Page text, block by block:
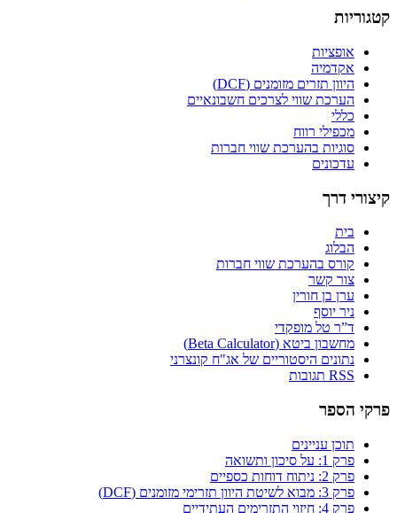
קטגוריות
אופציות
אקדמיה
היוון תזרים מזומנים (DCF)
הערכת שווי לצרכים חשבונאיים
כללי
מכפילי רווח
סוגיות בהערכת שווי חברות
עדכונים
קיצורי דרך
בית
הבלוג
קורס בהערכת שווי חברות
צור קשר
ערן בן חורין
ניר יוסף
ד”ר טל מופקדי
מחשבון ביטא (Beta Calculator)
נתונים היסטוריים של אג"ח קונצרני
RSS תגובות
פרקי הספר
תוכן עניינים
פרק 1: על סיכון ותשואה
פרק 2: ניתוח דוחות כספיים
פרק 3: מבוא לשיטת היוון תזרימי מזומנים (DCF)
פרק 4: חיזוי התזרימים העתידיים